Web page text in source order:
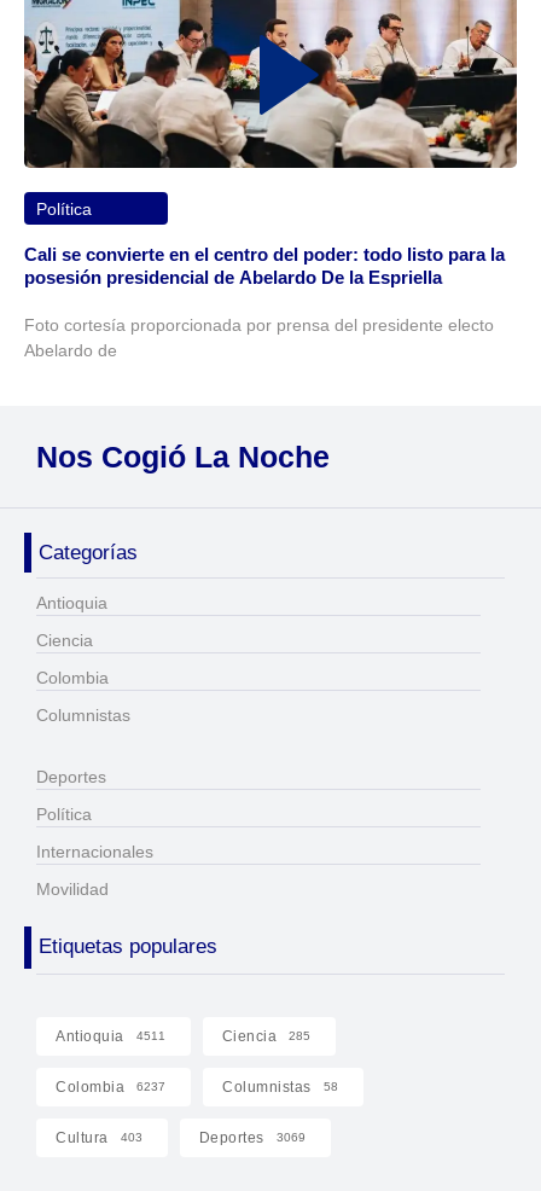
Política
Cali se convierte en el centro del poder: todo listo para la
posesión presidencial de Abelardo De la Espriella
Foto cortesía proporcionada por prensa del presidente electo
Abelardo de
Nos Cogió La Noche
Categorías
Antioquia
Ciencia
Colombia
Columnistas
Deportes
Política
Internacionales
Movilidad
Etiquetas populares
Antioquia 4511 Ciencia 285
Colombia 6237 Columnistas 58
Cultura 403 Deportes 3069